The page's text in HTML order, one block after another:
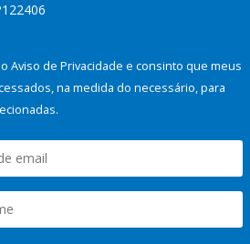
Aviso de Privacidade e consinto que meus
na medida do necessário, para